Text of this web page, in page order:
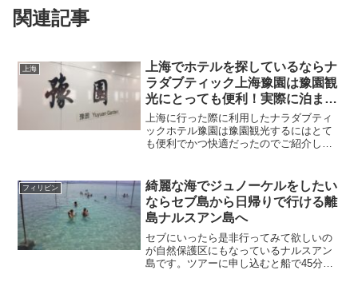
関連記事
上海
上海でホテルを探しているならナ
ラダブティック上海豫園は豫園観
光にとっても便利！実際に泊まっ
てみました。
上海に行った際に利用したナラダブティ
ックホテル豫園は豫園観光するにはとて
も便利でかつ快適だったのでご紹介した
フィリピン
綺麗な海でジュノーケルをしたい
ならセブ島から日帰りで行ける離
島ナルスアン島へ
セブにいったら是非行ってみて欲しいの
が自然保護区にもなっているナルスアン
島です。ツアーに申し込むと船で45分ほ